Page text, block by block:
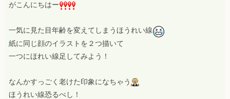
がこんにちはー
一気に見た目年齢を変えてしまうほうれい線
紙に同じ顔のイラストを２つ描いて
一つにほれい線足してみよう！
なんかすっごく老けた印象になちゃう
ほうれい線恐るべし！